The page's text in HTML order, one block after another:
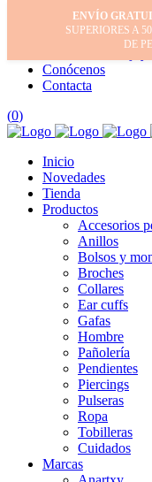
Inicio
Mi cuenta
Conócenos
Contacta
(0)
Inicio
Novedades
Tienda
Productos
Accesorios
Anillos
Bolsos y
Broches
Collares
Ear cuffs
Gafas
Hombre
Pañolería
Pendientes
Piercings
Pulseras
Ropa
Tobilleras
Cuidados
Marcas
ENVÍO
SUPERIORES A
DE